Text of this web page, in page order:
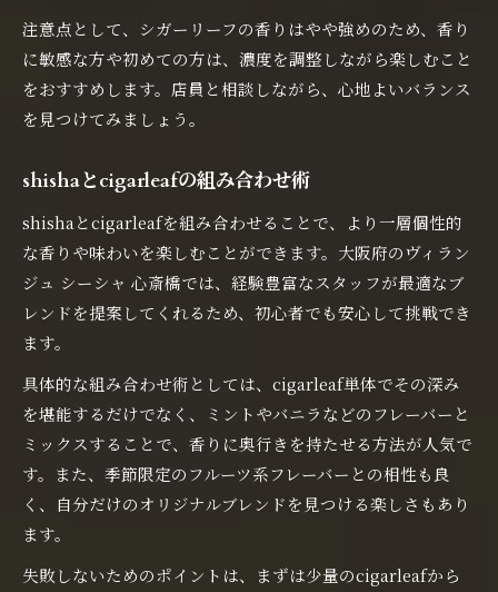
注意点として、シガーリーフの香りはやや強めのため、香り
に敏感な方や初めての方は、濃度を調整しながら楽しむこと
をおすすめします。店員と相談しながら、心地よいバランス
を見つけてみましょう。
shishaとcigarleafの組み合わせ術
shishaとcigarleafを組み合わせることで、より一層個性的
な香りや味わいを楽しむことができます。大阪府のヴィラン
ジュ シーシャ 心斎橋では、経験豊富なスタッフが最適なブ
レンドを提案してくれるため、初心者でも安心して挑戦でき
ます。
具体的な組み合わせ術としては、cigarleaf単体でその深み
を堪能するだけでなく、ミントやバニラなどのフレーバーと
ミックスすることで、香りに奥行きを持たせる方法が人気で
す。また、季節限定のフルーツ系フレーバーとの相性も良
く、自分だけのオリジナルブレンドを見つける楽しさもあり
ます。
失敗しないためのポイントは、まずは少量のcigarleafから